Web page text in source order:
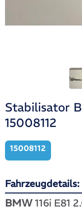
Stabilisator
15008112
15008112
Fahrzeugdetails:
BMW 116i E81